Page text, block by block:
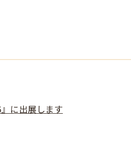
に出展します